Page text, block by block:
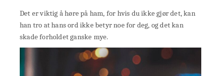
Det er viktig å høre på ham, for hvis du ikke gjør det, kan
han tro at hans ord ikke betyr noe for deg, og det kan
skade forholdet ganske mye.